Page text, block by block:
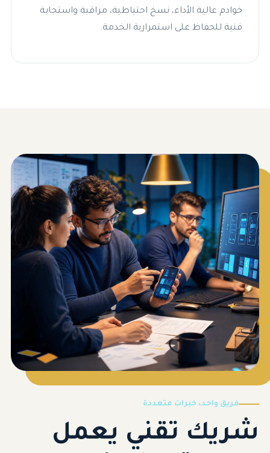
خوادم عالية الأداء، نسخ احتياطية، مراقبة واستجابة
فنية للحفاظ على استمرارية الخدمة.
فريق واحد، خبرات متعددة
شريك تقني يعمل